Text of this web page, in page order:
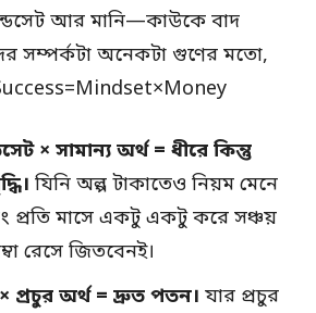
আর মানি—কাউকে বাদ
সম্পর্কটা অনেকটা গুণের মতো,
=Mindset×Money
× সামান্য অর্থ = ধীরে কিন্তু
যিনি অল্প টাকাতেও নিয়ম মেনে
প্রতি মাসে একটু একটু করে সঞ্চয়
রেসে জিতবেনই।
× প্রচুর অর্থ = দ্রুত পতন। যার প্রচুর